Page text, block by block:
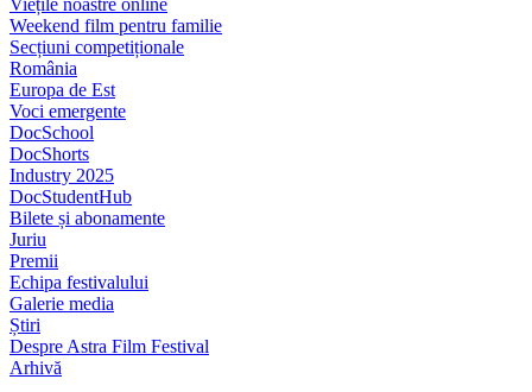
Weekend film pentru familie
Secțiuni competiționale
România
Europa de Est
Voci emergente
DocSchool
DocShorts
Industry 2025
DocStudentHub
Bilete și abonamente
Juriu
Premii
Echipa festivalului
Galerie media
Știri
Despre Astra Film Festival
Arhivă